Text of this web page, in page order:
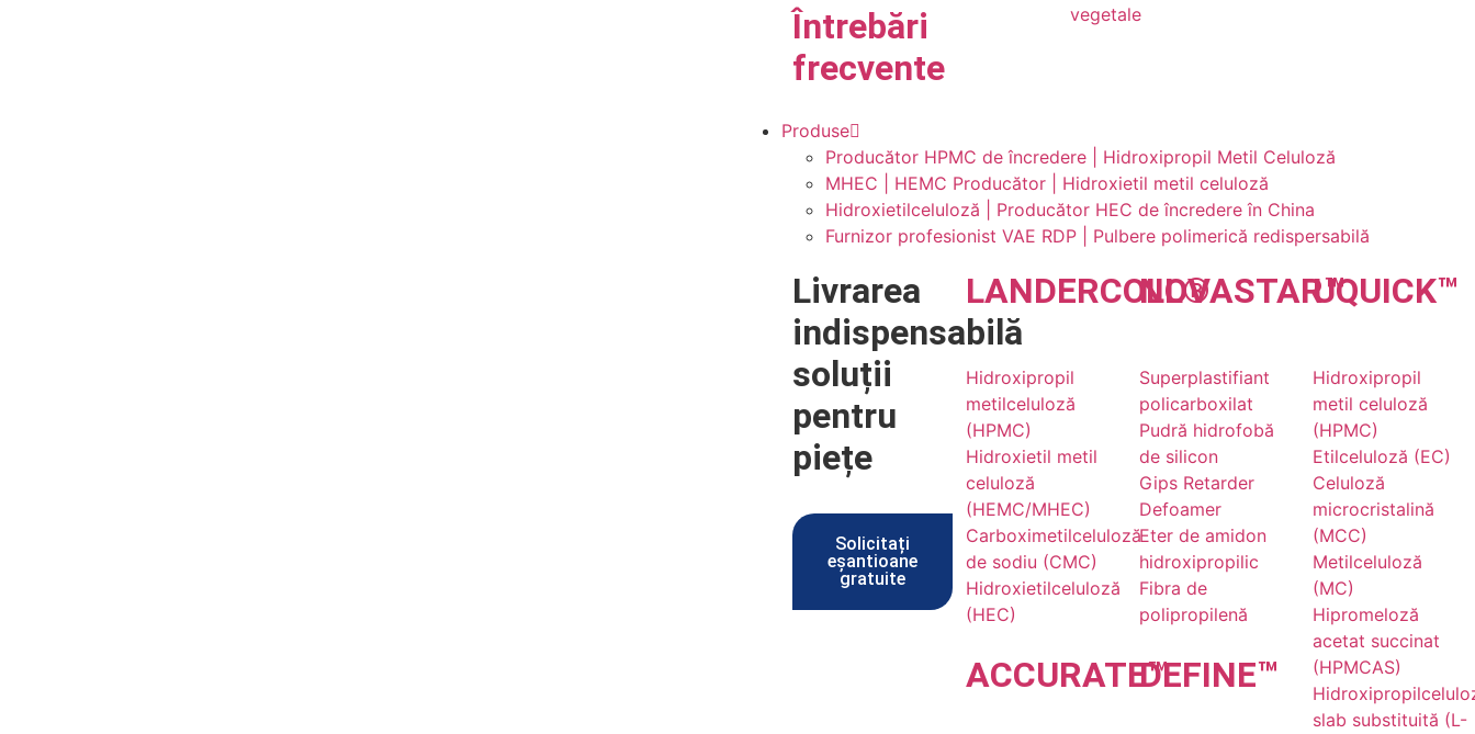
Întrebări
frecvente
vegetale
Produse
Producător HPMC de încredere | Hidroxipropil Metil Celuloză
MHEC | HEMC Producător | Hidroxietil metil celuloză
Hidroxietilceluloză | Producător HEC de încredere în China
Furnizor profesionist VAE RDP | Pulbere polimerică redispersabilă
Livrarea
indispensabilă
soluții
pentru
piețe
Solicitați
eșantioane
gratuite
LANDERCOLL®
Hidroxipropil
metilceluloză
(HPMC)
Hidroxietil metil
celuloză
(HEMC/MHEC)
Carboximetilceluloză
de sodiu (CMC)
Hidroxietilceluloză
(HEC)
ACCURATE™
NOVASTAR™
Superplastifiant
policarboxilat
Pudră hidrofobă
de silicon
Gips Retarder
Defoamer
Eter de amidon
hidroxipropilic
Fibra de
polipropilenă
DEFINE™
UQUICK™
Hidroxipropil
metil celuloză
(HPMC)
Etilceluloză (EC)
Celuloză
microcristalină
(MCC)
Metilceluloză
(MC)
Hipromeloză
acetat succinat
(HPMCAS)
slab substituită (L-